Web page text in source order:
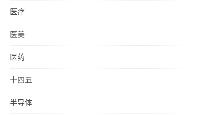
医疗
医美
医药
十四五
半导体